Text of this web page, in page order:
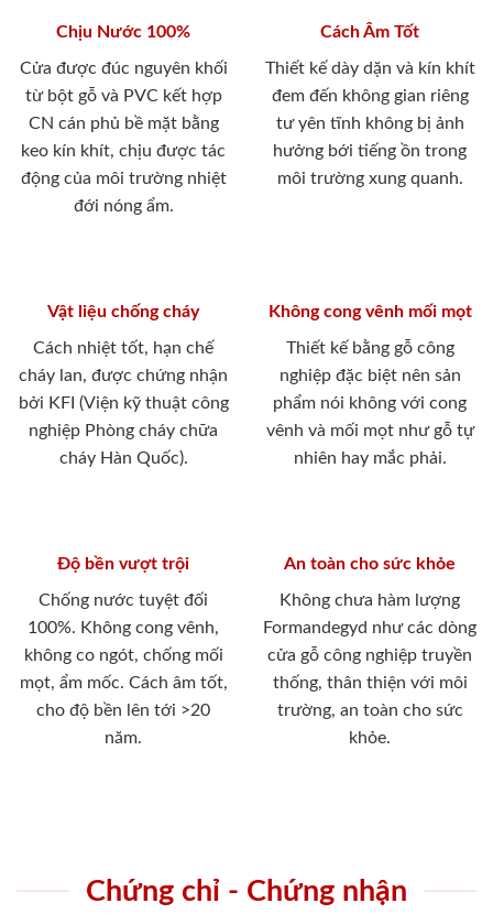
Chịu Nước 100%
Cửa được đúc nguyên khối
từ bột gỗ và PVC kết hợp
CN cán phủ bề mặt bằng
keo kín khít, chịu được tác
động của môi trường nhiệt
đới nóng ẩm.
Cách Âm Tốt
Thiết kế dày dặn và kín khít
đem đến không gian riêng
tư yên tĩnh không bị ảnh
hưởng bới tiếng ồn trong
môi trường xung quanh.
Vật liệu chống cháy
Cách nhiệt tốt, hạn chế
cháy lan, được chứng nhận
bởi KFI (Viện kỹ thuật công
nghiệp Phòng cháy chữa
cháy Hàn Quốc).
Không cong vênh mối mọt
Thiết kế bằng gỗ công
nghiệp đặc biệt nên sản
phẩm nói không với cong
vênh và mối mọt như gỗ tự
nhiên hay mắc phải.
Độ bền vượt trội
Chống nước tuyệt đối
100%. Không cong vênh,
không co ngót, chống mối
mọt, ẩm mốc. Cách âm tốt,
cho độ bền lên tới >20
năm.
An toàn cho sức khỏe
Không chưa hàm lượng
Formandegyd như các dòng
cửa gỗ công nghiệp truyền
thống, thân thiện với môi
trường, an toàn cho sức
khỏe.
Chứng chỉ - Chứng nhận